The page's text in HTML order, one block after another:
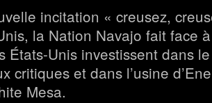
incitation « creusez,
la Nation Navajo fait face
États-Unis investissent dans
critiques et dans l’usine
Mesa.